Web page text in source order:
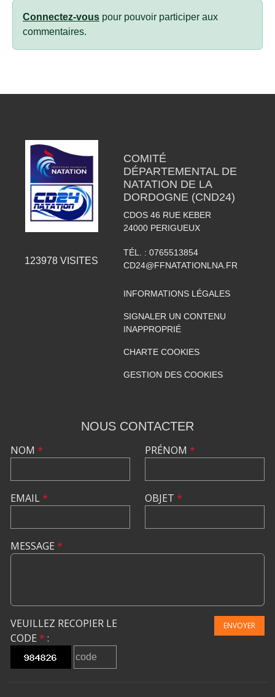
Connectez-vous pour pouvoir participer aux
commentaires.
123978 VISITES
COMITÉ
DÉPARTEMENTAL DE
NATATION DE LA
DORDOGNE (CND24)
CDOS 46 RUE KEBER
24000 PERIGUEUX
TÉL. : 0765513854
CD24@FFNATATIONLNA.FR
INFORMATIONS LÉGALES
SIGNALER UN CONTENU
INAPPROPRIÉ
CHARTE COOKIES
GESTION DES COOKIES
NOUS CONTACTER
NOM *
EMAIL*
PRÉNOM *
OBJET *
MESSAGE *
VEUILLEZ RECOPIER LE
CODE * :
ENVOYER